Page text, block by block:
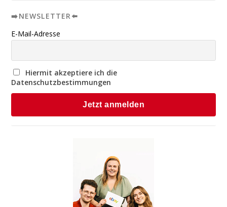
➡️NEWSLETTER⬅️
E-Mail-Adresse
Hiermit akzeptiere ich die
Datenschutzbestimmungen